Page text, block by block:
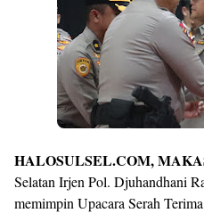
Templates
HALOSULSEL.COM,
Selatan Irjen Pol. Djuhandhani
memimpin Upacara Serah